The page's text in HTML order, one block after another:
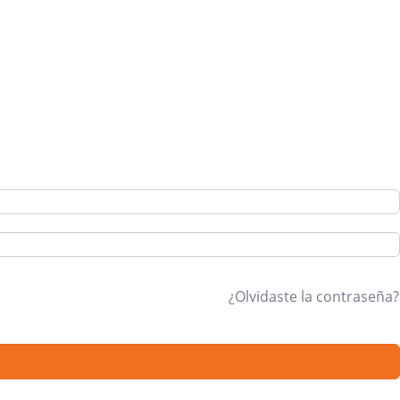
¿Olvidaste la contraseña?